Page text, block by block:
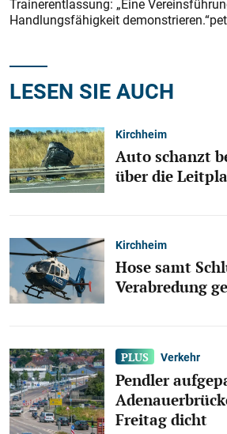
Trainerentlassung: „Eine
Handlungsfähigkeit demonstrieren.“pet
LESEN SIE AUCH
Kirchheim
Auto schanzt
über die
Kirchheim
Hose samt
Verabredung
Verkehr
Pendler
Freitag dicht